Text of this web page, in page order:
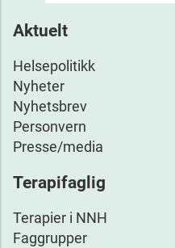
Aktuelt
Helsepolitikk
Nyheter
Nyhetsbrev
Personvern
Presse/media
Terapifaglig
Terapier i NNH
Faggrupper